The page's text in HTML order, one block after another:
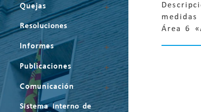
Quejas
Resoluciones
Informes
Publicaciones
Comunicación
Sistema interno de
Área 6